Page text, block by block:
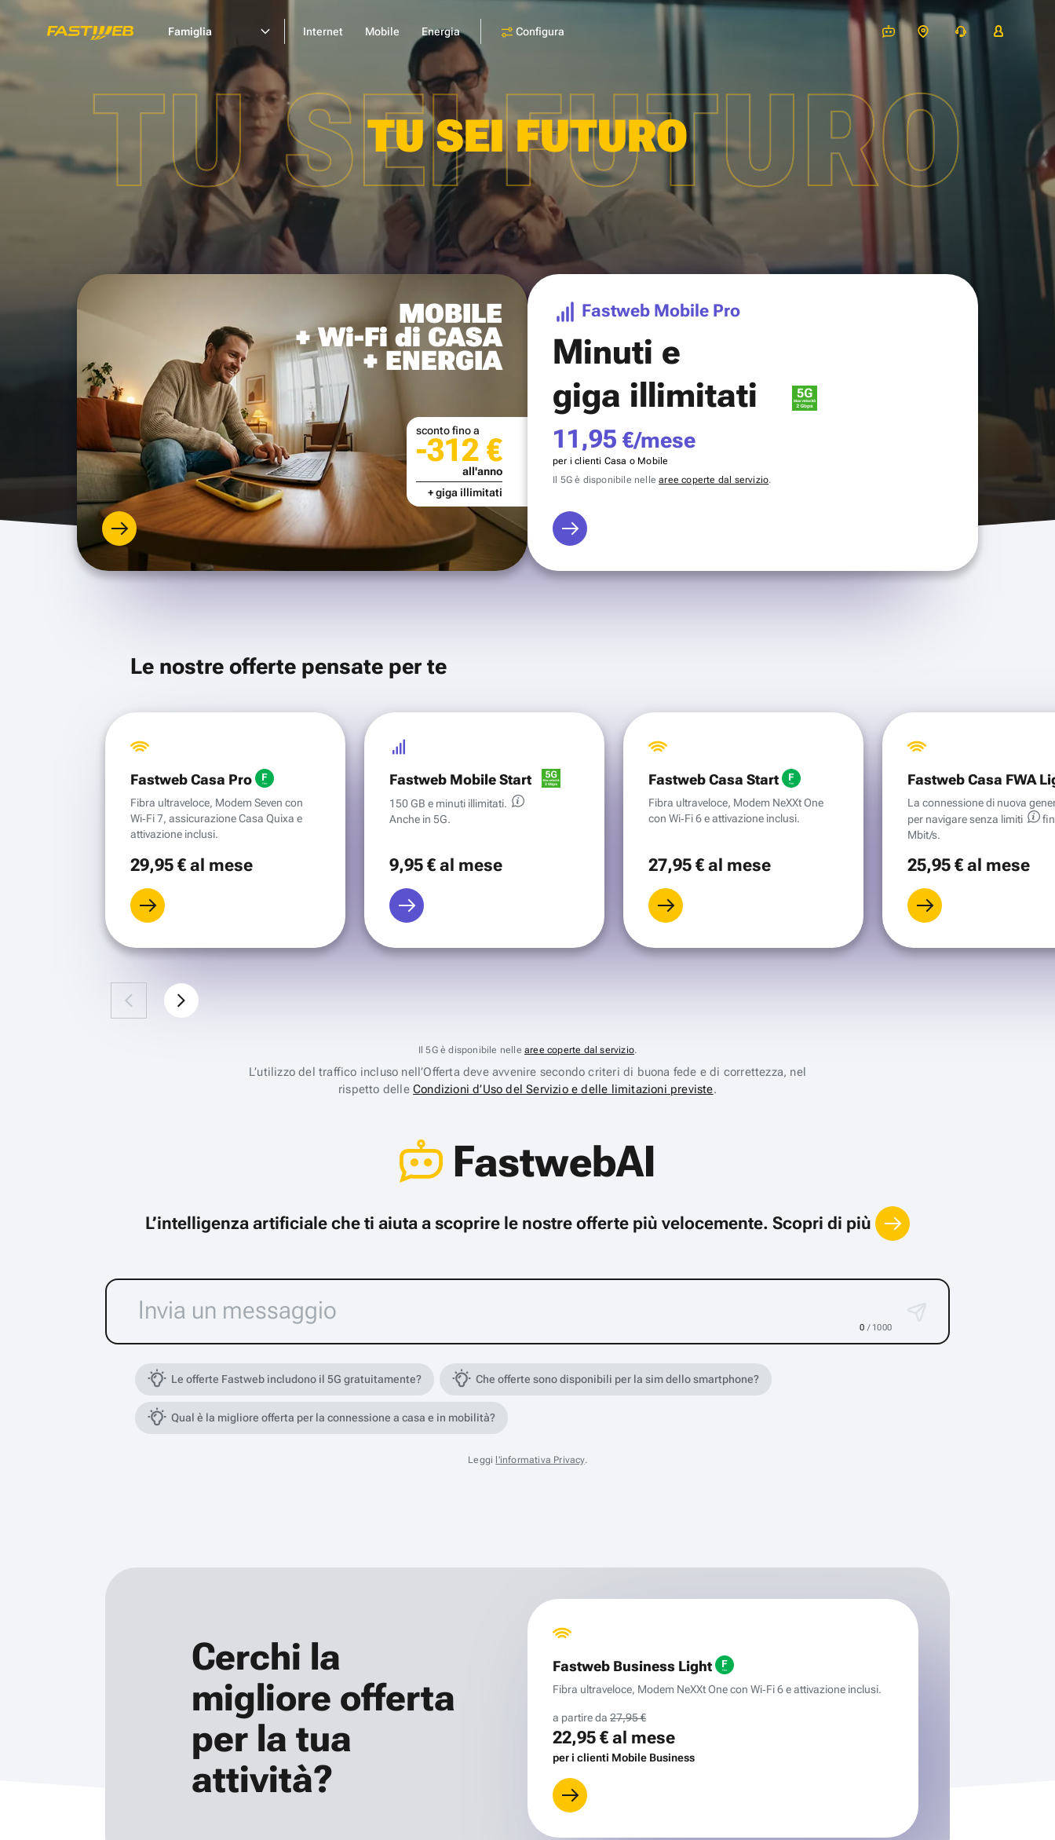
Famiglia Internet Mobile Energia Configura
TU SEI FUTURO
TU SEI FUTURO
MOBILE
+ Wi-Fi di CASA
+ ENERGIA
sconto fino a
-312 €
all'anno
+ giga illimitati
Fastweb Mobile Pro
Minuti e
giga illimitati
11,95 €/mese
per i clienti Casa o Mobile
Il 5G è disponibile nellearee coperte dal servizio.
Le nostre offerte pensate per te
Fastweb Casa Pro
Fibra ultraveloce, Modem Seven con
Wi‑Fi 7, assicurazione Casa Quixa e
attivazione inclusi.
29,95 €al mese
Fastweb Mobile Start
150 GB e minuti illimitati.
Anche in 5G.
9,95 €al mese
Fastweb Casa Start
Fibra ultraveloce, Modem NeXXt One
con Wi‑Fi 6 e attivazione inclusi.
27,95 €al mese
Fastweb Casa FWA
La connessione di nuova
per navigare senza limiti
Mbit/s.
25,95 €al mese
Il 5G è disponibile nelle aree coperte dal servizio.
L’utilizzo del traffico incluso nell’Offerta deve avvenire secondo criteri di buona fede e di correttezza, nel
rispetto delleCondizioni d’Uso del Servizio e delle limitazioni previste.
FastwebAI
L’intelligenza artificiale che ti aiuta a scoprire le nostre offerte più velocemente. Scopri di più
0 / 1000
Le offerte Fastweb includono il 5G gratuitamente? Che offerte sono disponibili per la sim dello smartphone?
Qual è la migliore offerta per la connessione a casa e in mobilità?
Leggi l'informativa Privacy.
Cerchi la
migliore offerta
per la tua
attività?
Fastweb Business Light
Fibra ultraveloce, Modem NeXXt One con Wi‑Fi 6 e attivazione inclusi.
a partire da 27,95 €
22,95 €al mese
per i clienti Mobile Business